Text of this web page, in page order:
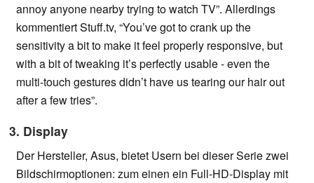
annoy anyone nearby trying to watch TV”. Allerdings
kommentiert Stuff.tv, “You’ve got to crank up the
sensitivity a bit to make it feel properly responsive, but
with a bit of tweaking it’s perfectly usable - even the
multi-touch gestures didn’t have us tearing our hair out
after a few tries”.
3. Display
Der Hersteller, Asus, bietet Usern bei dieser Serie zwei
Bildschirmoptionen: zum einen ein Full-HD-Display mit